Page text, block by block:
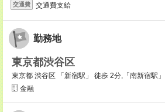
交通費 交通費支給
勤務地
東京都渋谷区
東京都 渋谷区 「新宿駅」 徒歩 2分,「南新宿駅
金融